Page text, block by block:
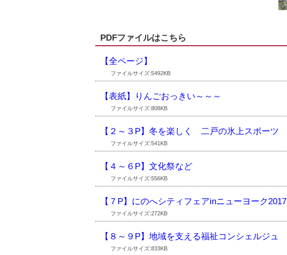
PDFファイルはこちら
【全ページ】
ファイルサイズ:5492KB
【表紙】りんごおっきい～～～
ファイルサイズ:808KB
【２～３P】冬を楽しく 二戸の氷上スポーツ
ファイルサイズ:541KB
【４～６P】文化祭など
ファイルサイズ:556KB
【７P】にのへシティフェアinニューヨーク2017
ファイルサイズ:272KB
【８～９P】地域を支える福祉コンシェルジュ
ファイルサイズ:833KB